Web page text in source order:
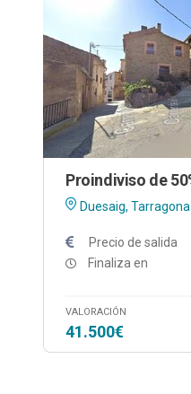
Duesaig, Tarragona
Precio de salida
Finaliza en
VALORACIÓN
41.500€